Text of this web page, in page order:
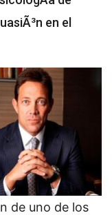
en el
de uno de los